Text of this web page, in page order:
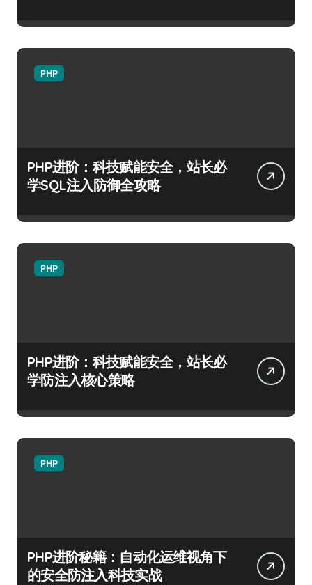
PHP
PHP进阶：科技赋能安全，站长必
学SQL注入防御全攻略
PHP
PHP进阶：科技赋能安全，站长必
学防注入核心策略
PHP
PHP进阶秘籍：自动化运维视角下
的安全防注入科技实战